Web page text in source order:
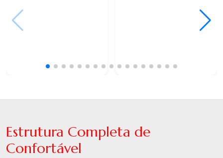
Estrutura Completa de
Confortável